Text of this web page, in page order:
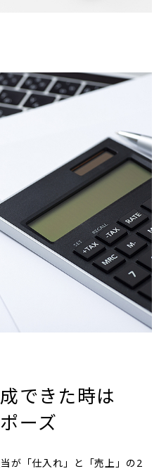
できた時は
ーズ
が「仕入れ」と「売上」の2